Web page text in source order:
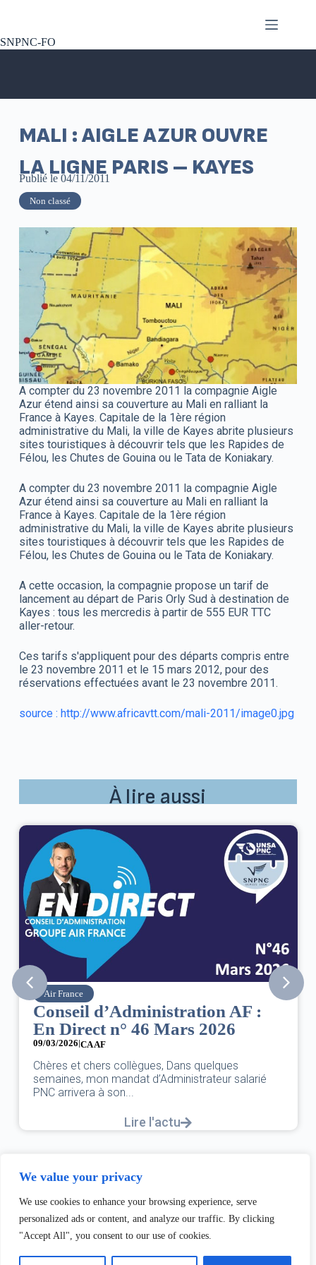
We value your privacy
We use cookies to enhance your browsing experience, serve
personalized ads or content, and analyze our traffic. By clicking
"Accept All", you consent to our use of cookies.
SNPNC-FO
MALI : AIGLE AZUR OUVRE
LA LIGNE PARIS – KAYES
Publié le 04/11/2011
Non classé
A compter du 23 novembre 2011 la compagnie Aigle
Azur étend ainsi sa couverture au Mali en ralliant la
France à Kayes. Capitale de la 1ère région
administrative du Mali, la ville de Kayes abrite plusieurs
sites touristiques à découvrir tels que les Rapides de
Félou, les Chutes de Gouina ou le Tata de Koniakary.
A compter du 23 novembre 2011 la compagnie Aigle
Azur étend ainsi sa couverture au Mali en ralliant la
France à Kayes. Capitale de la 1ère région
administrative du Mali, la ville de Kayes abrite plusieurs
sites touristiques à découvrir tels que les Rapides de
Félou, les Chutes de Gouina ou le Tata de Koniakary.
A cette occasion, la compagnie propose un tarif de
lancement au départ de Paris Orly Sud à destination de
Kayes : tous les mercredis à partir de 555 EUR TTC
aller-retour.
Ces tarifs s'appliquent pour des départs compris entre
le 23 novembre 2011 et le 15 mars 2012, pour des
réservations effectuées avant le 23 novembre 2011.
source : http://www.africavtt.com/mali-2011/image0.jpg
À lire aussi
Air France
Conseil d’Administration AF :
En Direct n° 46 Mars 2026
09/03/2026|CA AF
Chères et chers collègues, Dans quelques
semaines, mon mandat d’Administrateur salarié
PNC arrivera à son...
Lire l'actu